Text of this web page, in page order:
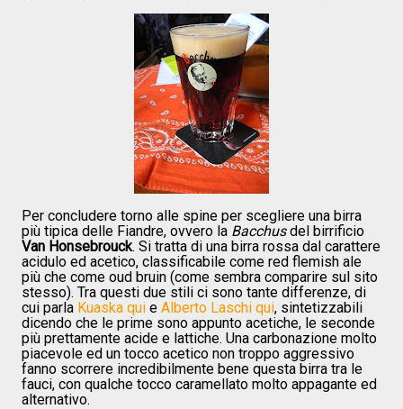
Per concludere torno alle spine per scegliere una birra
più tipica delle Fiandre, ovvero la Bacchusdel birrificio
Van Honsebrouck. Si tratta di una birra rossa dal carattere
acidulo ed acetico, classificabile come red flemish ale
più che come oud bruin (come sembra comparire sul sito
stesso). Tra questi due stili ci sono tante differenze, di
cui parla Kuaska qui e Alberto Laschi qui, sintetizzabili
dicendo che le prime sono appunto acetiche, le seconde
più prettamente acide e lattiche. Una carbonazione molto
piacevole ed un tocco acetico non troppo aggressivo
fanno scorrere incredibilmente bene questa birra tra le
fauci, con qualche tocco caramellato molto appagante ed
alternativo.